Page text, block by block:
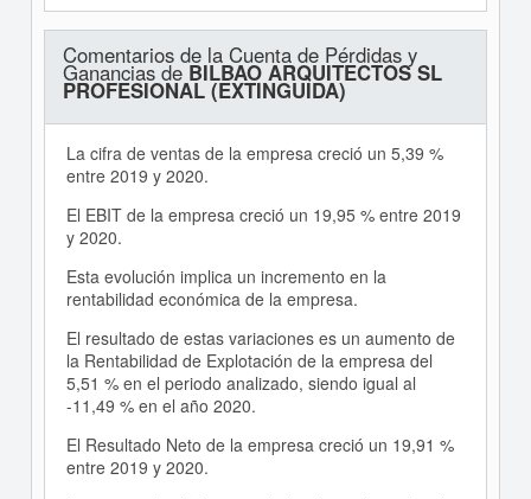
Comentarios de la Cuenta de Pérdidas y
Ganancias deBILBAO ARQUITECTOS SL
PROFESIONAL (EXTINGUIDA)
La cifra de ventas de la empresa creció un 5,39 %
entre 2019 y 2020.
El EBIT de la empresa creció un 19,95 % entre 2019
y 2020.
Esta evolución implica un incremento en la
rentabilidad económica de la empresa.
El resultado de estas variaciones es un aumento de
la Rentabilidad de Explotación de la empresa del
5,51 % en el periodo analizado, siendo igual al
-11,49 % en el año 2020.
El Resultado Neto de la empresa creció un 19,91 %
entre 2019 y 2020.